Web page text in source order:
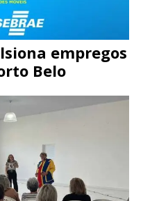
empregos
Belo